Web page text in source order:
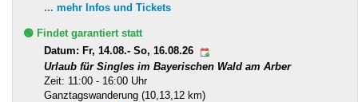
... mehr Infos und Tickets
🟢 Findet garantiert statt
Datum: Fr, 14.08.- So, 16.08.26
Urlaub für Singles im Bayerischen Wald am Arber
Zeit: 11:00 - 16:00 Uhr
Ganztagswanderung (10,13,12 km)